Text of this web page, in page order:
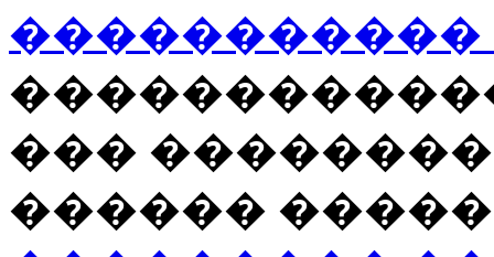
�����������
���
������